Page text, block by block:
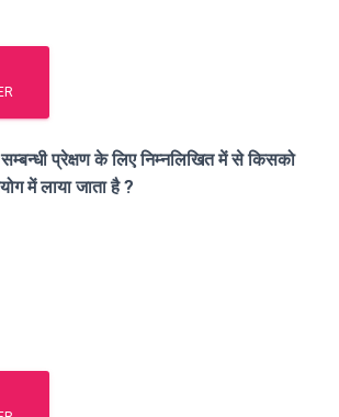
सम्बन्धी प्रेक्षण के लिए निम्नलिखित में से किसको
में लाया जाता है ?